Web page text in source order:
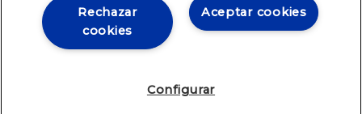
IE University 2026Aceptar cookies
Rechazar
cookies
Configurar